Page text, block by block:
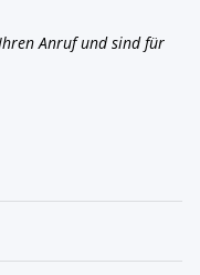
Anruf und sind für